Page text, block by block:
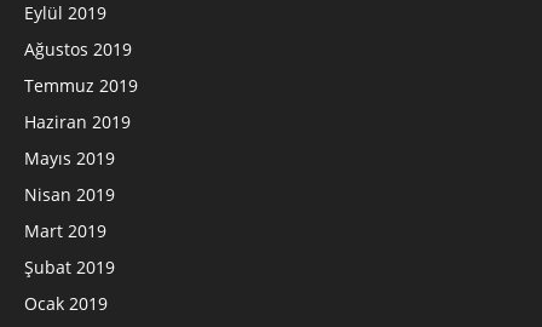
Eylül 2019
Ağustos 2019
Temmuz 2019
Haziran 2019
Mayıs 2019
Nisan 2019
Mart 2019
Şubat 2019
Ocak 2019